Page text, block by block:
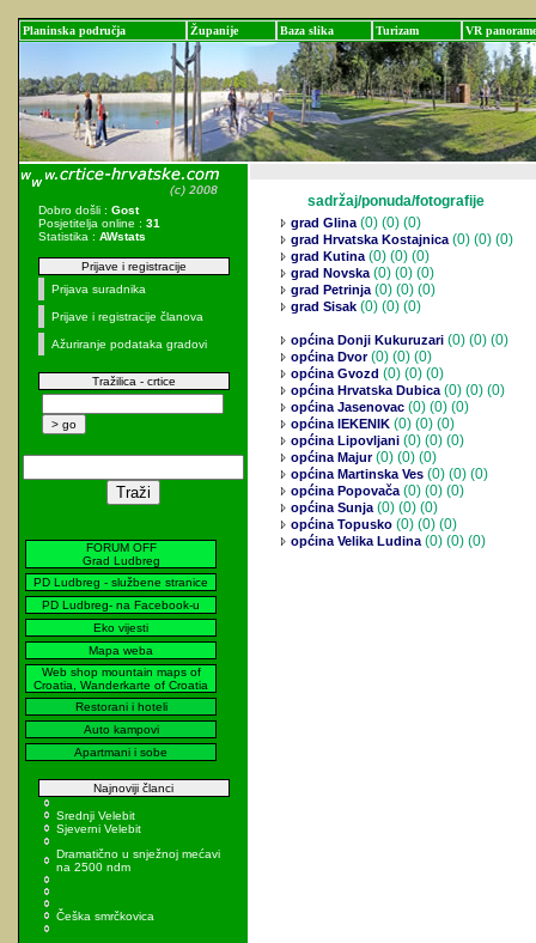
Planinska područja Županije Baza slika Turizam VR panorame
Dobro došli : Gost
Posjetitelja online : 31
Statistika : AWstats
Prijave i registracije
Prijava suradnika
Prijave i registracije članova
Ažuriranje podataka gradovi
Tražilica - crtice
FORUM OFF
Grad Ludbreg
PD Ludbreg - službene stranice
PD Ludbreg- na Facebook-u
Eko vijesti
Mapa weba
Web shop mountain maps of
Croatia, Wanderkarte of Croatia
Restorani i hoteli
Auto kampovi
Apartmani i sobe
Najnoviji članci
Srednji Velebit
Sjeverni Velebit
Dramatično u snježnoj mećavi
na 2500 ndm
Češka smrčkovica
sadržaj/ponuda/fotografije
grad Glina(0) (0) (0)
grad Hrvatska Kostajnica(0) (0) (0)
grad Kutina(0) (0) (0)
grad Novska(0) (0) (0)
grad Petrinja(0) (0) (0)
grad Sisak (0) (0) (0)
općina Donji Kukuruzari (0) (0) (0)
općina Dvor(0) (0) (0)
općina Gvozd (0) (0) (0)
općina Hrvatska Dubica(0) (0) (0)
općina Jasenovac (0) (0) (0)
općina lEKENIK (0) (0) (0)
općina Lipovljani (0) (0) (0)
općina Majur(0) (0) (0)
općina Martinska Ves (0) (0) (0)
općina Popovača(0) (0) (0)
općina Sunja(0) (0) (0)
općina Topusko (0) (0) (0)
općina Velika Ludina(0) (0) (0)